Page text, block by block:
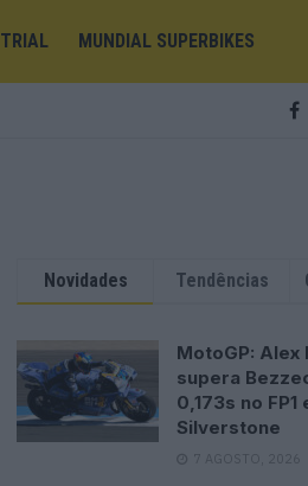
TRIAL MUNDIAL SUPERBIKES
Novidades Tendências
MotoGP: Alex
supera
0,173s no FP1
Silverstone
7 AGOSTO, 2026